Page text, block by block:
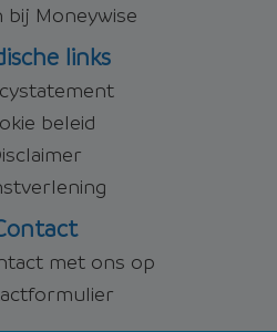
bij Moneywise
links
beleid
met ons op